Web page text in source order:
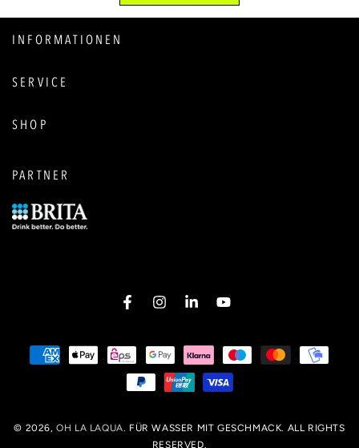
INFORMATIONEN
SERVICE
SHOP
PARTNER
FacebookInstagramLinkedInYouTube
© 2026,OH LA LAQUA. FÜR WASSER MIT GESCHMACK. ALL RIGHTS
RESERVED.
Zahlungsmöglichkeiten